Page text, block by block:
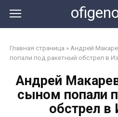
контенту
Главная страница » Андрей
попали под ракетный обстрел в
Андрей
сыном попали
обстрел в